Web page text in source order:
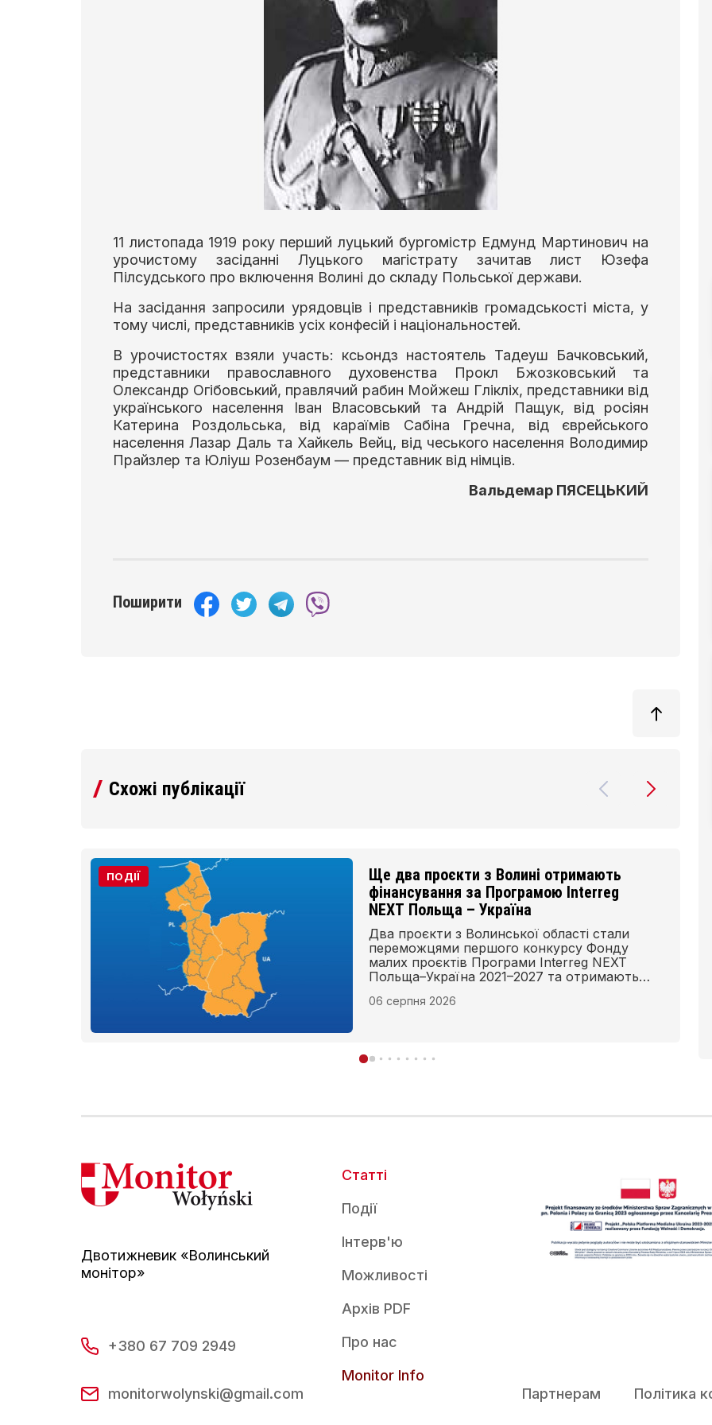
11 листопада 1919 року перший луцький бургомістр Едмунд Мартинович на
урочистому засіданні Луцького магістрату зачитав лист Юзефа
Пілсудського про включення Волині до складу Польської держави.
На засідання запросили урядовців і представників громадськості міста, у
тому числі, представників усіх конфесій і національностей.
В урочистостях взяли участь: ксьондз настоятель Тадеуш Бачковський,
представники православного духовенства Прокл Бжозковський та
Олександр Огібовський, правлячий рабин Мойжеш Глікліх, представники від
українського населення Іван Власовський та Андрій Пащук, від росіян
Катерина Роздольська, від караїмів Сабіна Гречна, від єврейського
населення Лазар Даль та Хайкель Вейц, від чеського населення Володимир
Прайзлер та Юліуш Розенбаум — представник від німців.
Вальдемар ПЯСЕЦЬКИЙ
Поширити
Схожі публікації
ПОДІЇ
Ще два проєкти з Волині отримають
фінансування за Програмою Interreg
NEXT Польща – Україна
Два проєкти з Волинської області стали
переможцями першого конкурсу Фонду
малих проєктів Програми Interreg NEXT
Польща–Україна 2021–2027 та отримають
06 серпня 2026
Двотижневик «Волинський
монітор»
+380 67 709 2949
monitorwolynski@gmail.com
Статті
Події
Інтерв'ю
Можливості
Архів PDF
Про нас
Monitor Info
Партнерам Політика